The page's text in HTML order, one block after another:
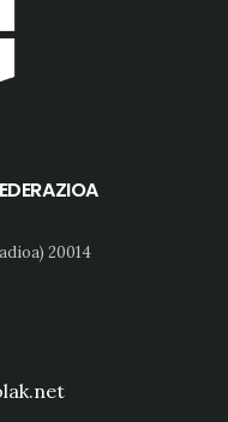
20014